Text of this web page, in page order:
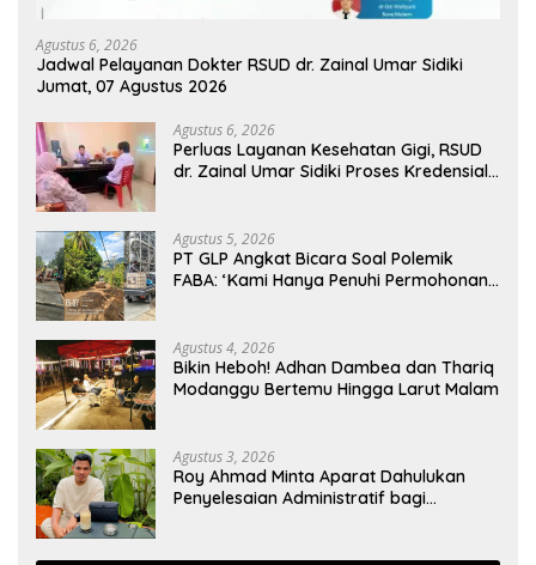
Agustus 6, 2026
Jadwal Pelayanan Dokter RSUD dr. Zainal Umar Sidiki
Jumat, 07 Agustus 2026
Agustus 6, 2026
Perluas Layanan Kesehatan Gigi, RSUD
dr. Zainal Umar Sidiki Proses Kredensial
Agustus 5, 2026
PT GLP Angkat Bicara Soal Polemik
FABA: ‘Kami Hanya Penuhi Permohonan
Agustus 4, 2026
Bikin Heboh! Adhan Dambea dan Thariq
Modanggu Bertemu Hingga Larut Malam
Agustus 3, 2026
Roy Ahmad Minta Aparat Dahulukan
Penyelesaian Administratif bagi